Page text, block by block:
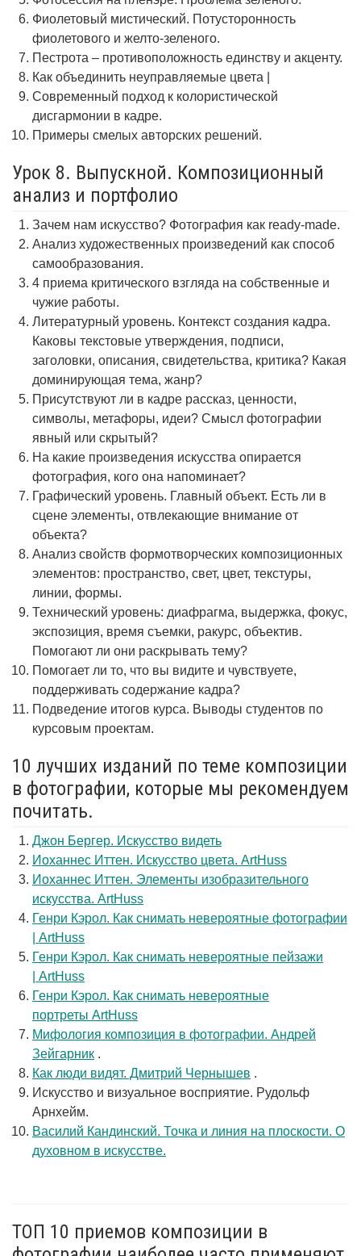
Фиолетовый мистический. Потусторонность
фиолетового и желто-зеленого.
Пестрота – противоположность единству и акценту.
Как объединить неуправляемые цвета |
Современный подход к колористической
дисгармонии в кадре.
Примеры смелых авторских решений.
Урок 8. Выпускной. Композиционный
анализ и портфолио
Зачем нам искусство? Фотография как ready-made.
Анализ художественных произведений как способ
самообразования.
4 приема критического взгляда на собственные и
чужие работы.
Литературный уровень. Контекст создания кадра.
Каковы текстовые утверждения, подписи,
заголовки, описания, свидетельства, критика? Какая
доминирующая тема, жанр?
Присутствуют ли в кадре рассказ, ценности,
символы, метафоры, идеи? Смысл фотографии
явный или скрытый?
На какие произведения искусства опирается
фотография, кого она напоминает?
Графический уровень. Главный объект. Есть ли в
сцене элементы, отвлекающие внимание от
объекта?
Анализ свойств формотворческих композиционных
элементов: пространство, свет, цвет, текстуры,
линии, формы.
Технический уровень: диафрагма, выдержка, фокус,
экспозиция, время съемки, ракурс, объектив.
Помогают ли они раскрывать тему?
Помогает ли то, что вы видите и чувствуете,
поддерживать содержание кадра?
Подведение итогов курса. Выводы студентов по
курсовым проектам.
10 лучших изданий по теме композиции
в фотографии, которые мы рекомендуем
почитать.
Джон Бергер. Искусство видеть
Иоханнес Иттен. Искусство цвета. ArtHuss
Иоханнес Иттен. Элементы изобразительного
искусства. ArtHuss
Генри Кэрол. Как снимать невероятные фотографии
| ArtHuss
Генри Кэрол. Как снимать невероятные пейзажи
| ArtHuss
Генри Кэрол. Как снимать невероятные
портреты ArtHuss
Мифология композиция в фотографии. Андрей
Зейгарник .
Как люди видят. Дмитрий Чернышев .
Искусство и визуальное восприятие. Рудольф
Арнхейм.
Василий Кандинский. Точка и линия на плоскости. О
духовном в искусстве.
ТОП 10 приемов композиции в